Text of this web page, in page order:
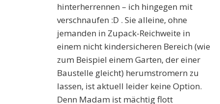
hinterherrennen – ich hingegen mit
verschnaufen :D . Sie alleine, ohne
jemanden in Zupack-Reichweite in
einem nicht kindersicheren Bereich (wie
zum Beispiel einem Garten, der einer
Baustelle gleicht) herumstromern zu
lassen, ist aktuell leider keine Option.
Denn Madam ist mächtig flott